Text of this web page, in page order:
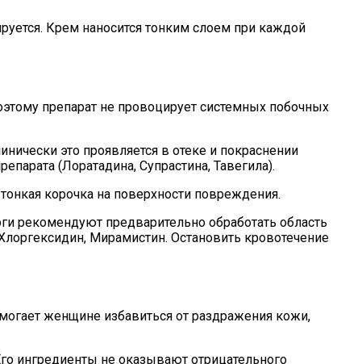
Крем наносится тонким слоем при каждой
препарат не провоцирует системных побочных
это проявляется в отеке и покраснении
(Лоратадина, Супрастина, Тавегила).
корочка на поверхности повреждения.
рекомендуют предварительно обработать область
Мирамистин. Остановить кровотечение
женщине избавиться от раздражения кожи,
ингредиенты не оказывают отрицательного